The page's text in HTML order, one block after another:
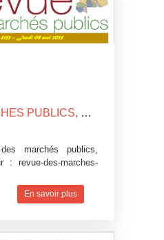
REVUE DES MARCHES PUBLICS, N°4135
marchés publics,
: revue-des-marches-
En savoir plus